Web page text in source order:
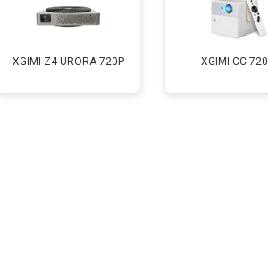
от 2000 ₽ Заказать
XGIMI Z4 URORA 720P XGIMI CC